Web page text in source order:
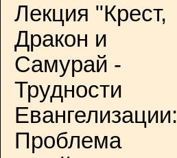
Лекция "Крест,
Дракон и
Самурай -
Трудности
Евангелизации:
Проблема